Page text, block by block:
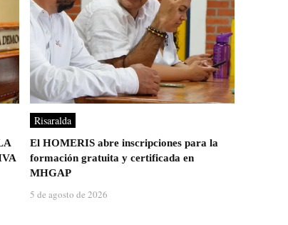
Risaralda
El HOMERIS abre inscripciones para la
formación gratuita y certificada en
MHGAP
5 de agosto de 2026